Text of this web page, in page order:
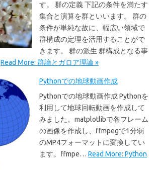
す。 群の定義 下記の条件を満たす
集合と演算を群といいます。 群の
条件が単純な故に、幅広い領域で
群構成の定理を活用することがで
きます。 群の派生 群構成となる事
Read More: 群論とガロア理論 »
Pythonでの地球動画作成
Pythonでの地球動画作成 Pythonを
利用して地球回転動画を作成して
みました。matplotlibで各フレーム
の画像を作成し、ffmpegで1分弱
のMP4フォーマットに変換してい
ます。ffmpe… Read More: Python